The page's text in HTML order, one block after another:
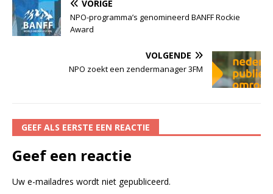
VORIGE
NPO-programma’s genomineerd BANFF Rockie
Award
VOLGENDE
NPO zoekt een zendermanager 3FM
GEEF ALS EERSTE EEN REACTIE
Geef een reactie
Uw e-mailadres wordt niet gepubliceerd.